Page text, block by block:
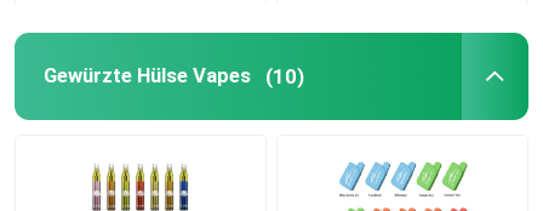
Gewürzte Hülse Vapes (10)